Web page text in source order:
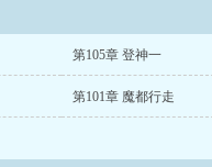
第105章 登神一
第101章 魔都行走